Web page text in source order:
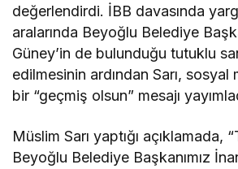
değerlendirdi. İBB davasında
aralarında Beyoğlu Belediye
Güney’in de bulunduğu tutuklu
edilmesinin ardından Sarı,
bir “geçmiş olsun” mesajı
Müslim Sarı yaptığı açıklamada,
Beyoğlu Belediye Başkanımız